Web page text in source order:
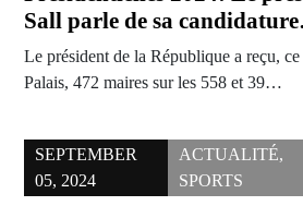
Sall parle de sa
Le président de la République a reçu,
Palais, 472 maires sur les 558 et 39…
SEPTEMBER
05, 2024
ACTUALITÉ,
SPORTS